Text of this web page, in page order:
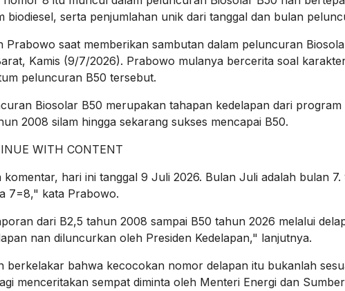
biodiesel, serta penjumlahan unik dari tanggal dan bulan
Prabowo saat memberikan sambutan dalam peluncuran
Kamis (9/7/2026). Prabowo mulanya bercerita soal
peluncuran B50 tersebut.
Biosolar B50 merupakan tahapan kedelapan dari program
2008 silam hingga sekarang sukses mencapai B50.
WITH CONTENT
komentar, hari ini tanggal 9 Juli 2026. Bulan Juli adalah bulan 7.
7=8," kata Prabowo.
dari B2,5 tahun 2008 sampai B50 tahun 2026 melalui
nan diluncurkan oleh Presiden Kedelapan," lanjutnya.
berkelakar bahwa kecocokan nomor delapan itu bukanlah
menceritakan sempat diminta oleh Menteri Energi dan